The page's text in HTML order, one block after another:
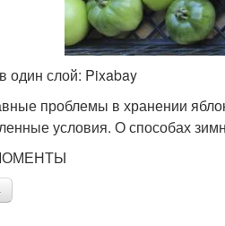
один слой: Pixabay
проблемы в хранении
условия. О способах